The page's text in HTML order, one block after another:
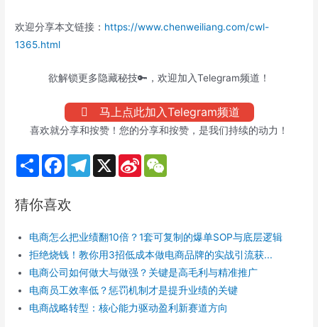
欢迎分享本文链接： https://www.chenweiliang.com/cwl-
1365.html
欲解锁更多隐藏秘技🔑，欢迎加入Telegram频道！
马上点此加入Telegram频道
喜欢就分享和按赞！您的分享和按赞，是我们持续的动力！
S
h
e
F
b
k
T
m
X
S
b
o
猜你喜欢
电商怎么把业绩翻10倍？1套可复制的爆单SOP与底层逻辑
拒绝烧钱！教你用3招低成本做电商品牌的实战引流获...
电商公司如何做大与做强？关键是高毛利与精准推广
电商员工效率低？惩罚机制才是提升业绩的关键
电商战略转型：核心能力驱动盈利新赛道方向